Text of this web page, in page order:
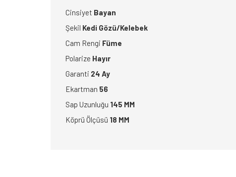
Cinsiyet Bayan
Şekil Kedi Gözü/Kelebek
Cam Rengi Füme
Polarize Hayır
Garanti 24 Ay
Ekartman 56
Sap Uzunluğu 145 MM
Köprü Ölçüsü 18 MM